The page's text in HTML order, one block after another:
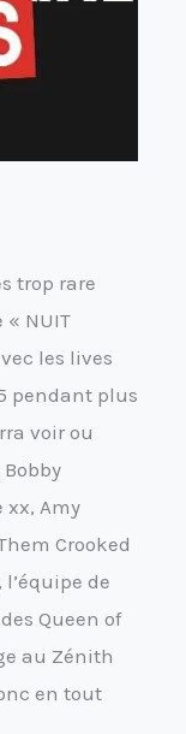
trop rare
« NUIT
les lives
pendant plus
voir ou
xx, Amy
Crooked
de
Queen of
au Zénith
en tout